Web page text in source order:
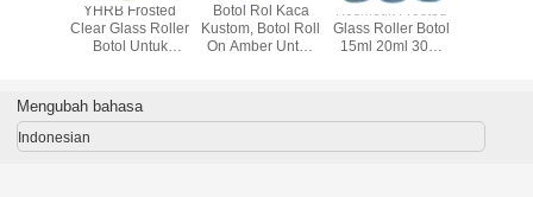
YHRB Frosted
Clear Glass Roller
Botol Untuk
Botol Rol Kaca
Kustom, Botol Roll
On Amber Untuk
Kosmetik Frosted
Glass Roller Botol
15ml 20ml 30ml
Mengubah bahasa
Indonesian